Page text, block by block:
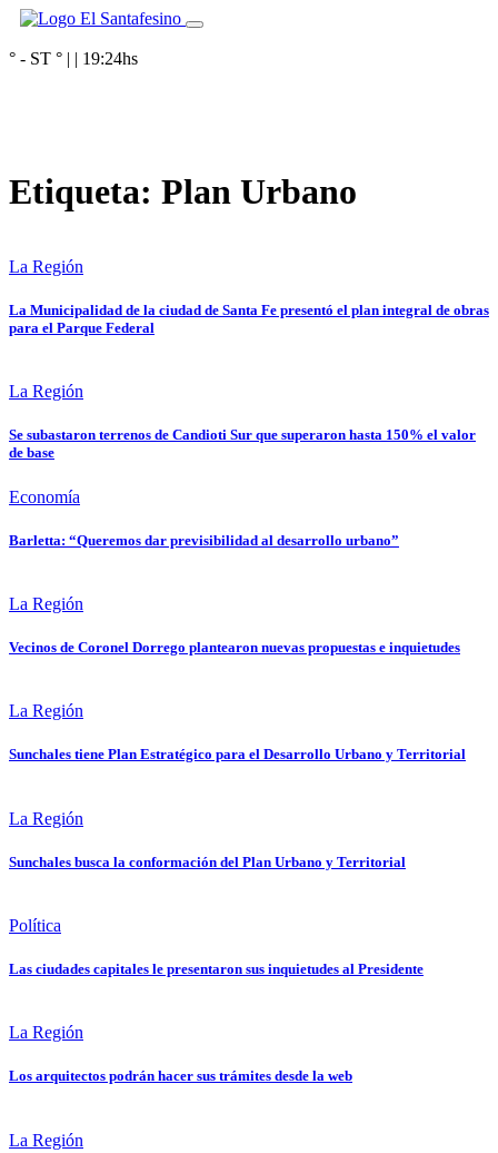
° - ST ° | | 19:24hs
Etiqueta: Plan Urbano
La Región
La Municipalidad de la ciudad de Santa Fe presentó el plan integral de obras
para el Parque Federal
La Región
Se subastaron terrenos de Candioti Sur que superaron hasta 150% el valor
de base
Economía
Barletta: “Queremos dar previsibilidad al desarrollo urbano”
La Región
Vecinos de Coronel Dorrego plantearon nuevas propuestas e inquietudes
La Región
Sunchales tiene Plan Estratégico para el Desarrollo Urbano y Territorial
La Región
Sunchales busca la conformación del Plan Urbano y Territorial
Política
Las ciudades capitales le presentaron sus inquietudes al Presidente
La Región
Los arquitectos podrán hacer sus trámites desde la web
La Región